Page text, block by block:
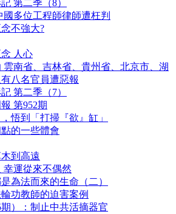
第二季（8）
多位工程師律師遭枉判
不強大?
人心
雲南省、吉林省、貴州省、北京市、湖
八名官員遭惡報
第二季（7）
第952期
悟到「打掃『欲』缸」
的一些體會
到高遠
幸運從來不偶然
為法而來的生命（二）
輪功教師的迫害案例
）：制止中共活摘器官